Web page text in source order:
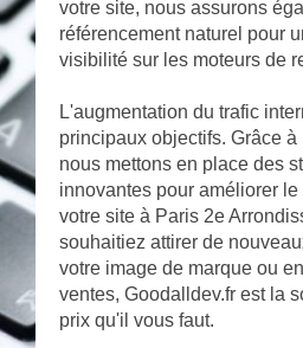
votre site, nous assurons
référencement naturel pour
visibilité sur les moteurs de
L'augmentation du trafic
principaux objectifs. Grâce à
nous mettons en place des
innovantes pour améliorer
votre site à Paris 2e
souhaitiez attirer de
votre image de marque ou
ventes, Goodalldev.fr est la
prix qu'il vous faut.